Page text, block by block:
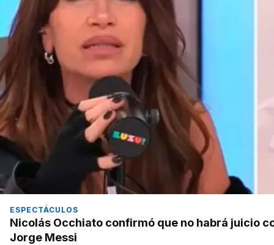
ESPECTÁCULOS
Nicolás Occhiato confirmó que no habrá juicio
Jorge Messi